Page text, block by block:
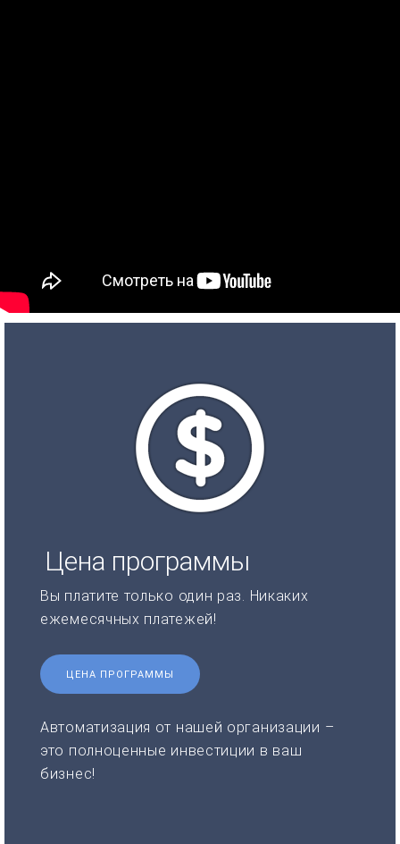
Цена программы
Вы платите только один раз. Никаких
ежемесячных платежей!
ЦЕНА ПРОГРАММЫ
Автоматизация от нашей организации –
это полноценные инвестиции в ваш
бизнес!